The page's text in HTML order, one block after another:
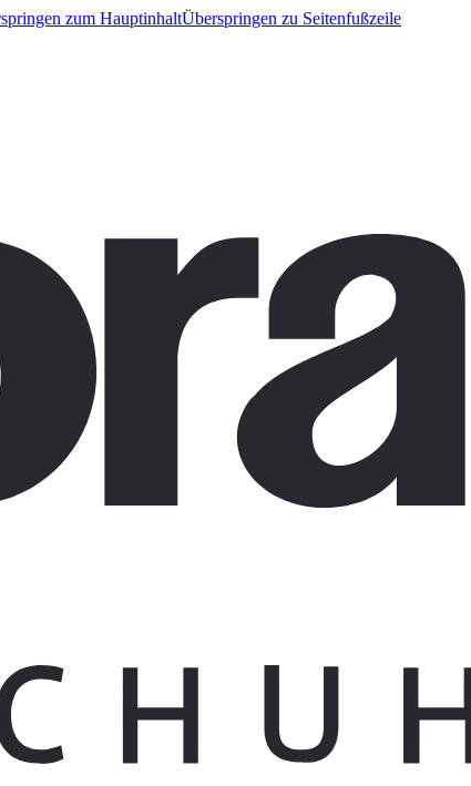
zum HauptinhaltÜberspringen zu Seitenfußzeile